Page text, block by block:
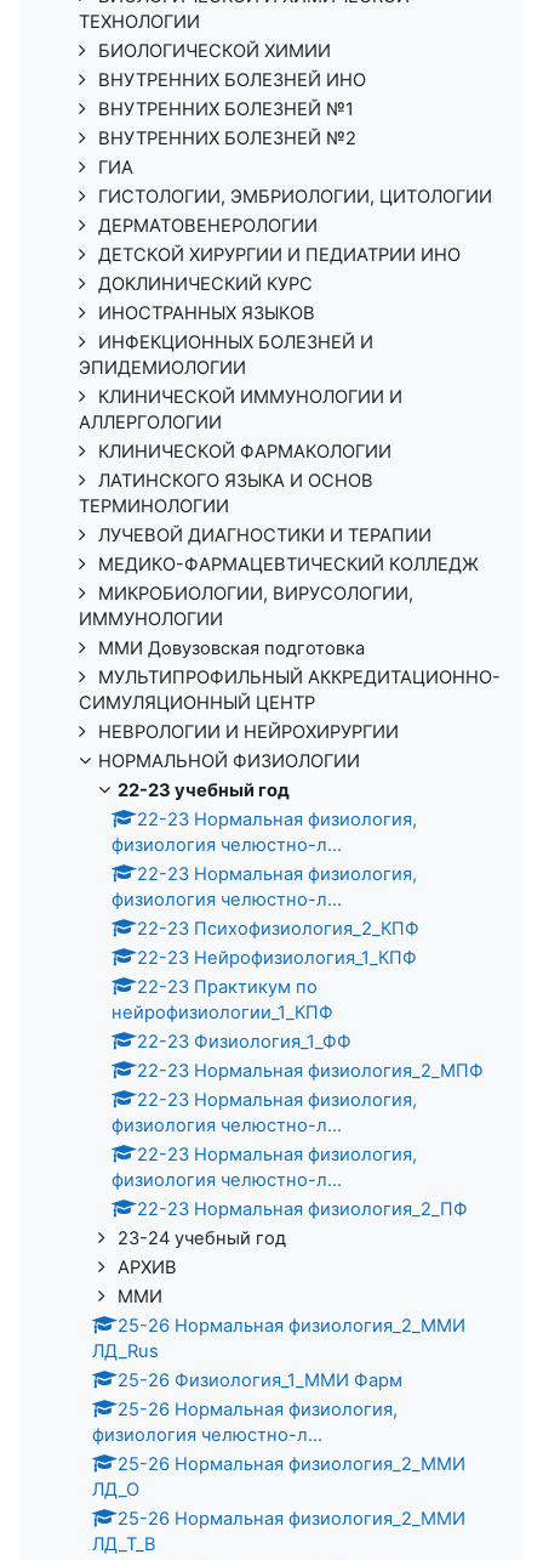
ТЕХНОЛОГИИ
БИОЛОГИЧЕСКОЙ ХИМИИ
ВНУТРЕННИХ БОЛЕЗНЕЙ ИНО
ВНУТРЕННИХ БОЛЕЗНЕЙ №1
ВНУТРЕННИХ БОЛЕЗНЕЙ №2
ГИА
ГИСТОЛОГИИ, ЭМБРИОЛОГИИ, ЦИТОЛОГИИ
ДЕРМАТОВЕНЕРОЛОГИИ
ДЕТСКОЙ ХИРУРГИИ И ПЕДИАТРИИ ИНО
ДОКЛИНИЧЕСКИЙ КУРС
ИНОСТРАННЫХ ЯЗЫКОВ
ИНФЕКЦИОННЫХ БОЛЕЗНЕЙ И
ЭПИДЕМИОЛОГИИ
КЛИНИЧЕСКОЙ ИММУНОЛОГИИ И
АЛЛЕРГОЛОГИИ
КЛИНИЧЕСКОЙ ФАРМАКОЛОГИИ
ЛАТИНСКОГО ЯЗЫКА И ОСНОВ
ТЕРМИНОЛОГИИ
ЛУЧЕВОЙ ДИАГНОСТИКИ И ТЕРАПИИ
МЕДИКО-ФАРМАЦЕВТИЧЕСКИЙ КОЛЛЕДЖ
МИКРОБИОЛОГИИ, ВИРУСОЛОГИИ,
ИММУНОЛОГИИ
ММИ Довузовская подготовка
МУЛЬТИПРОФИЛЬНЫЙ АККРЕДИТАЦИОННО-
СИМУЛЯЦИОННЫЙ ЦЕНТР
НЕВРОЛОГИИ И НЕЙРОХИРУРГИИ
НОРМАЛЬНОЙ ФИЗИОЛОГИИ
22-23 учебный год
22-23 Нормальная физиология,
физиология челюстно-л...
22-23 Нормальная физиология,
физиология челюстно-л...
22-23 Психофизиология_2_КПФ
22-23 Нейрофизиология_1_КПФ
22-23 Практикум по
нейрофизиологии_1_КПФ
22-23 Физиология_1_ФФ
22-23 Нормальная физиология_2_МПФ
22-23 Нормальная физиология,
физиология челюстно-л...
22-23 Нормальная физиология,
физиология челюстно-л...
22-23 Нормальная физиология_2_ПФ
23-24 учебный год
АРХИВ
ММИ
25-26 Нормальная физиология_2_ММИ
ЛД_Rus
25-26 Физиология_1_ММИ Фарм
25-26 Нормальная физиология,
физиология челюстно-л...
25-26 Нормальная физиология_2_ММИ
ЛД_О
25-26 Нормальная физиология_2_ММИ
ЛД_Т_В